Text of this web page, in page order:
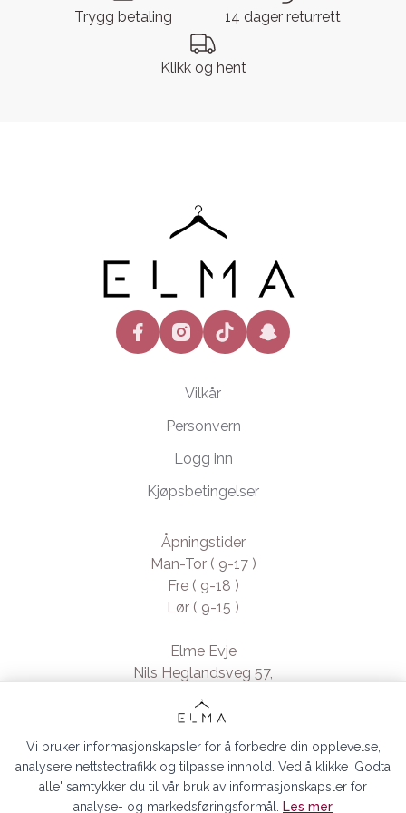
Trygg betaling 14 dager returrett
Klikk og hent
facebookinstagramtiktok snapchat
Vilkår
Personvern
Logg inn
Kjøpsbetingelser
Åpningstider
Man-Tor ( 9-17 )
Fre ( 9-18 )
Lør ( 9-15 )
Elme Evje
Nils Heglandsveg 57,
4735 Evje, Norway
- Org. nr. 923370994
Vi bruker informasjonskapsler for å forbedre din opplevelse,
analysere nettstedtrafikk og tilpasse innhold. Ved å klikke 'Godta
alle' samtykker du til vår bruk av informasjonskapsler for
analyse- og markedsføringsformål.
Les mer